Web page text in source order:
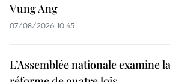
Vung Ang
07/08/2026 10:45
L’Assemblée nationale examine la